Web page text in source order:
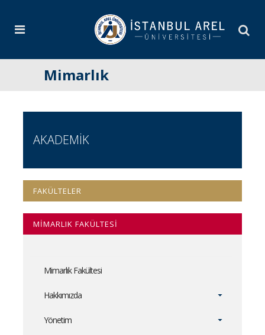
Mimarlık
AKADEMİK
FAKÜLTELER
MİMARLIK FAKÜLTESİ
Mimarlık Fakültesi
Hakkımızda
Yönetim